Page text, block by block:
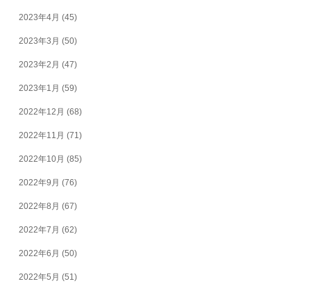
2023年4月 (45)
2023年3月 (50)
2023年2月 (47)
2023年1月 (59)
2022年12月 (68)
2022年11月 (71)
2022年10月 (85)
2022年9月 (76)
2022年8月 (67)
2022年7月 (62)
2022年6月 (50)
2022年5月 (51)